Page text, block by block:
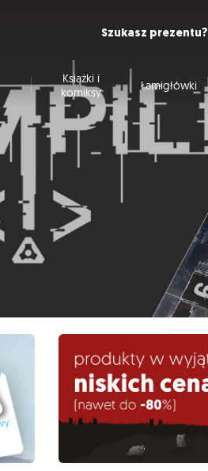
Szukasz prezentu?
Książki i
komiksy
Łamigłówki